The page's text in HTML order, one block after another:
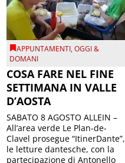
APPUNTAMENTI,OGGI &
DOMANI
COSA FARE NEL FINE
SETTIMANA IN VALLE
D’AOSTA
SABATO 8 AGOSTO ALLEIN –
All’area verde Le Plan-de-
Clavel prosegue “ItinerDante”,
le letture dantesche, con la
partecipazione di Antonello